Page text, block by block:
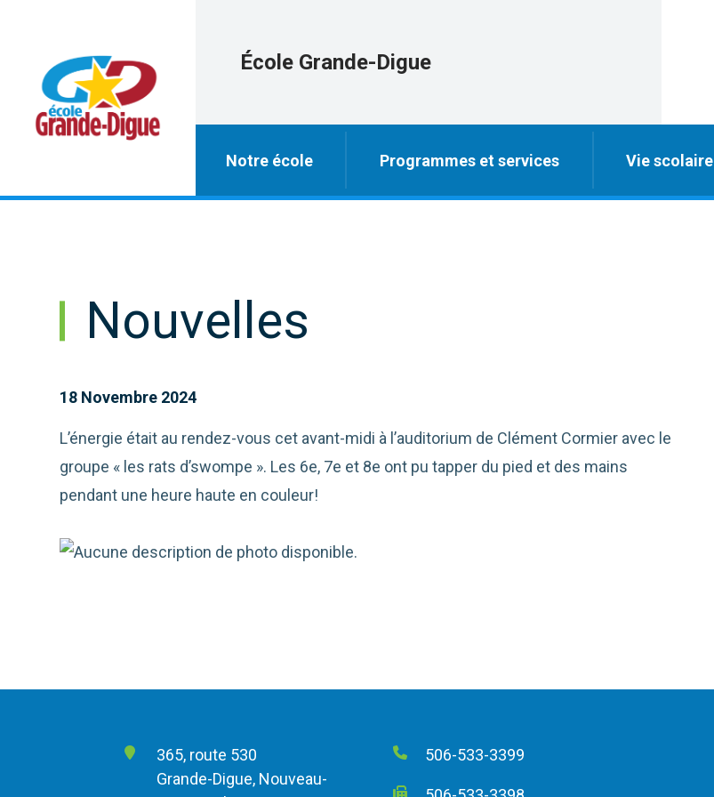
École Grande-Digue
Notre école Programmes et services Vie scolaire
Nouvelles
18 Novembre 2024
L’énergie était au rendez-vous cet avant-midi à l’auditorium de Clément Cormier avec le
groupe « les rats d’swompe ». Les 6e, 7e et 8e ont pu tapper du pied et des mains
pendant une heure haute en couleur!
365, route 530
Grande-Digue, Nouveau-
506-533-3399